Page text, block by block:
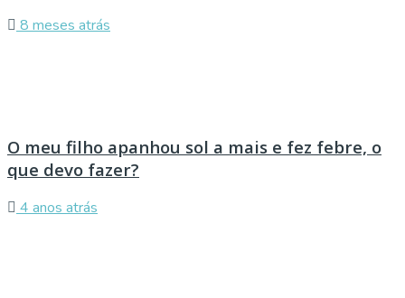
8 meses atrás
O meu filho apanhou sol a mais e fez febre, o
que devo fazer?
4 anos atrás